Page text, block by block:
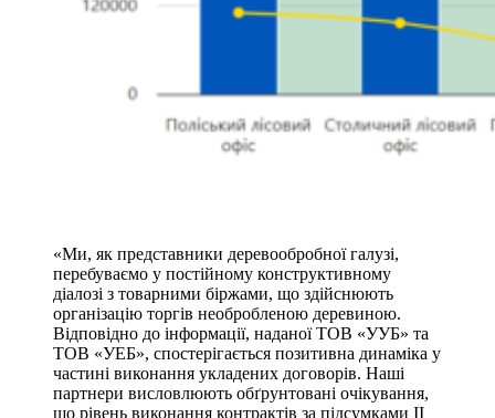
«Ми, як представники деревообробної галузі,
перебуваємо у постійному конструктивному
діалозі з товарними біржами, що здійснюють
організацію торгів необробленою деревиною.
Відповідно до інформації, наданої ТОВ «УУБ» та
ТОВ «УЕБ», спостерігається позитивна динаміка у
частині виконання укладених договорів. Наші
партнери висловлюють обґрунтовані очікування,
що рівень виконання контрактів за підсумками ІІ